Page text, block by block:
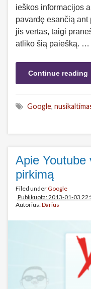
ieškos informacijos
pavardę esančią
jis vertas, taigi
atliko šią paiešką. …
Continue reading
Google,
Apie Youtube
pirkimą
Filed underGoogle
Publikuota: 2013-01-03
Autorius:Darius